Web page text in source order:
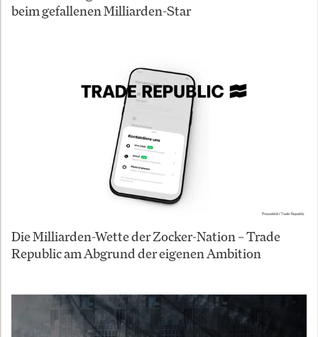
beim gefallenen Milliarden-Star
Die Milliarden-Wette der Zocker-Nation – Trade
Republic am Abgrund der eigenen Ambition